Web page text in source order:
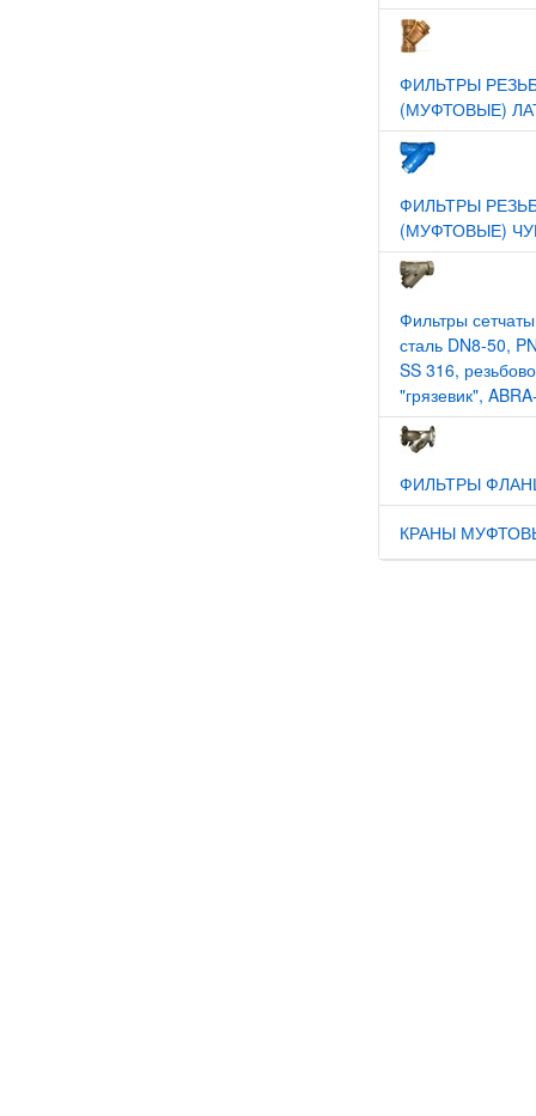
ФИЛЬТРЫ
(МУФТОВЫЕ)
ФИЛЬТРЫ
(МУФТОВЫЕ)
Фильтры
сталь DN8-50,
SS 316,
"грязевик",
ФИЛЬТРЫ
КРАНЫ